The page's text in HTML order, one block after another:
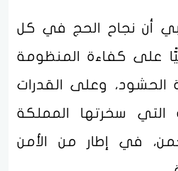
أن نجاح الحج في كل
على كفاءة المنظومة
الحشود، وعلى القدرات
التي سخرتها المملكة
في إطار من الأمن